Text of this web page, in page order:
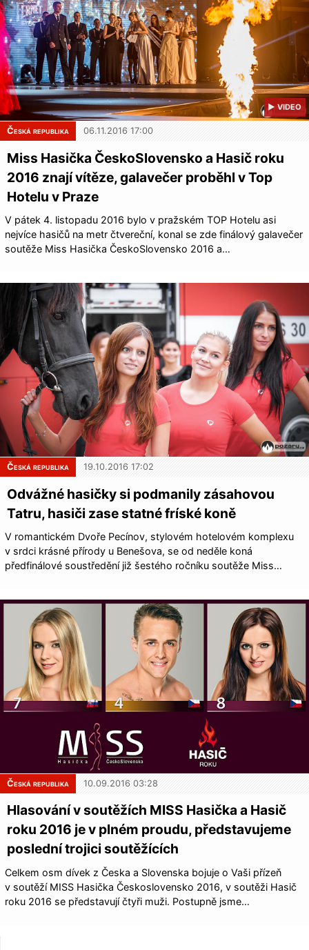
▶ VIDEO
Česká republika 06.11.2016 17:00
Miss Hasička ČeskoSlovensko a Hasič roku
2016 znají vítěze, galavečer proběhl v Top
Hotelu v Praze
V pátek 4. listopadu 2016 bylo v pražském TOP Hotelu asi
nejvíce hasičů na metr čtvereční, konal se zde finálový galavečer
soutěže Miss Hasička ČeskoSlovensko 2016 a…
Česká republika 19.10.2016 17:02
Odvážné hasičky si podmanily zásahovou
Tatru, hasiči zase statné fríské koně
V romantickém Dvoře Pecínov, stylovém hotelovém komplexu
v srdci krásné přírody u Benešova, se od neděle koná
předfinálové soustředění již šestého ročníku soutěže Miss…
Česká republika 10.09.2016 03:28
Hlasování v soutěžích MISS Hasička a Hasič
roku 2016 je v plném proudu, představujeme
poslední trojici soutěžících
Celkem osm dívek z Česka a Slovenska bojuje o Vaši přízeň
v soutěží MISS Hasička Československo 2016, v soutěži Hasič
roku 2016 se představují čtyři muži. Postupně jsme…